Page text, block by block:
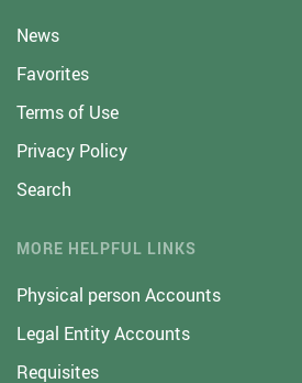
News
Favorites
Terms of Use
Privacy Policy
Search
MORE HELPFUL LINKS
Physical person Accounts
Legal Entity Accounts
Requisites